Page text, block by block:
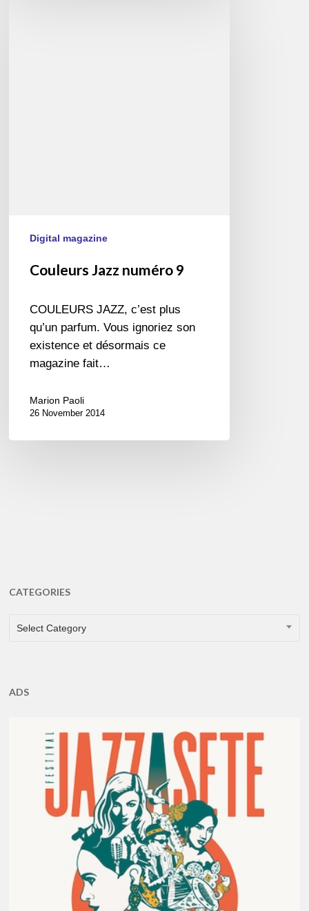
Digital magazine
Couleurs Jazz numéro 9
COULEURS JAZZ, c’est plus
qu’un parfum. Vous ignoriez son
existence et désormais ce
magazine fait…
Marion Paoli
26 November 2014
CATEGORIES
CATEGORIES
Select Category
ADS